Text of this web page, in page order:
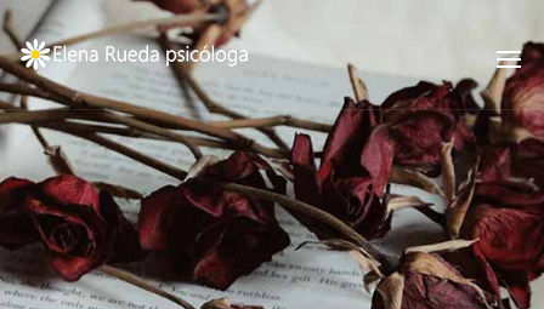
ELENA
RUEDA
PSICÓLOGA